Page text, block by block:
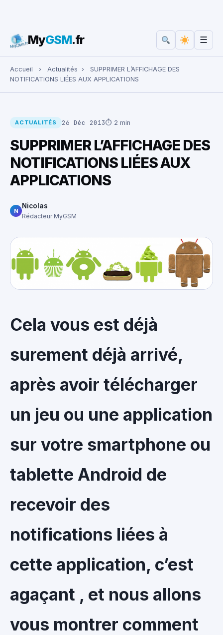
Rechercher :
MyGSM.fr ☰
Accueil › Actualités ›
SUPPRIMER L’AFFICHAGE DES
NOTIFICATIONS LIÉES AUX APPLICATIONS
ACTUALITÉS 26 Déc 2013⏱ 2 min
SUPPRIMER L’AFFICHAGE DES
NOTIFICATIONS LIÉES AUX
APPLICATIONS
N
Nicolas
Rédacteur MyGSM
Cela vous est déjà
surement déjà arrivé,
après avoir télécharger
un jeu ou une application
sur votre smartphone ou
tablette Android de
recevoir des
notifications liées à
cette application, c’est
agaçant , et nous allons
vous montrer comment